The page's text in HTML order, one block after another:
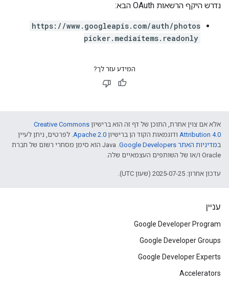
נדרש היקף הרשאות OAuth הבא:
https://www.googleapis.com/auth/photos
picker.mediaitems.readonly
המידע עזר לך?
אלא אם צוין אחרת, התוכן של דף זה הוא ברישיון Creative Commons
Attribution 4.0 ודוגמאות הקוד הן ברישיון Apache 2.0. לפרטים, ניתן לעיין
במדיניות האתר Google Developers‏
.‏ Java הוא סימן מסחרי רשום של חברת
Oracle ו/או של השותפים העצמאיים שלה.
עדכון אחרון: 2025-07-25 (שעון UTC).
עניין
Google Developer Program
Google Developer Groups
Google Developer Experts
Accelerators